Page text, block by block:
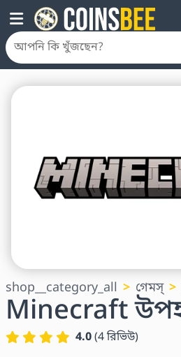
shop__category_all গেমস্
Minecraft
4.0(4রিভিউ)